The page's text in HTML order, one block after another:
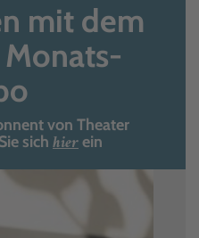
mit dem
von Theater
sich hierein